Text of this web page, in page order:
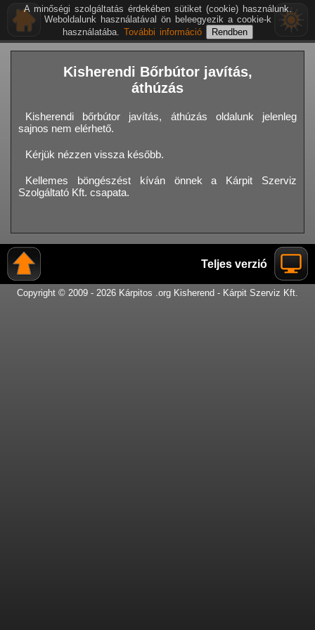
Kisherendi Bőrbútor javítás,
áthúzás
Kisherendi bőrbútor javítás, áthúzás oldalunk jelenleg
sajnos nem elérhető.
Kérjük nézzen vissza később.
Kellemes böngészést kíván önnek a Kárpit Szerviz
Szolgáltató Kft. csapata.
Teljes verzió
Copyright © 2009 - 2026 Kárpitos .org Kisherend - Kárpit Szerviz Kft.
A minőségi szolgáltatás érdekében sütiket (cookie) használunk.
Weboldalunk használatával ön beleegyezik a cookie-k
használatába. További információ